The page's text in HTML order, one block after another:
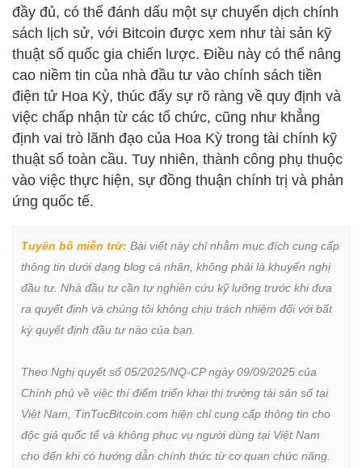
đầy đủ, có thể đánh dấu một sự chuyển dịch chính
sách lịch sử, với Bitcoin được xem như tài sản kỹ
thuật số quốc gia chiến lược. Điều này có thể nâng
cao niềm tin của nhà đầu tư vào chính sách tiền
điện tử Hoa Kỳ, thúc đẩy sự rõ ràng về quy định và
việc chấp nhận từ các tổ chức, cũng như khẳng
định vai trò lãnh đạo của Hoa Kỳ trong tài chính kỹ
thuật số toàn cầu. Tuy nhiên, thành công phụ thuộc
vào việc thực hiện, sự đồng thuận chính trị và phản
ứng quốc tế.
Tuyên bố miễn trừ: Bài viết này chỉ nhằm mục đích cung cấp
thông tin dưới dạng blog cá nhân, không phải là khuyến nghị
đầu tư. Nhà đầu tư cần tự nghiên cứu kỹ lưỡng trước khi đưa
ra quyết định và chúng tôi không chịu trách nhiệm đối với bất
kỳ quyết định đầu tư nào của bạn.
Theo Nghị quyết số 05/2025/NQ-CP ngày 09/09/2025 của
Chính phủ về việc thí điểm triển khai thị trường tài sản số tại
Việt Nam, TinTucBitcoin.com hiện chỉ cung cấp thông tin cho
độc giả quốc tế và không phục vụ người dùng tại Việt Nam
cho đến khi có hướng dẫn chính thức từ cơ quan chức năng.